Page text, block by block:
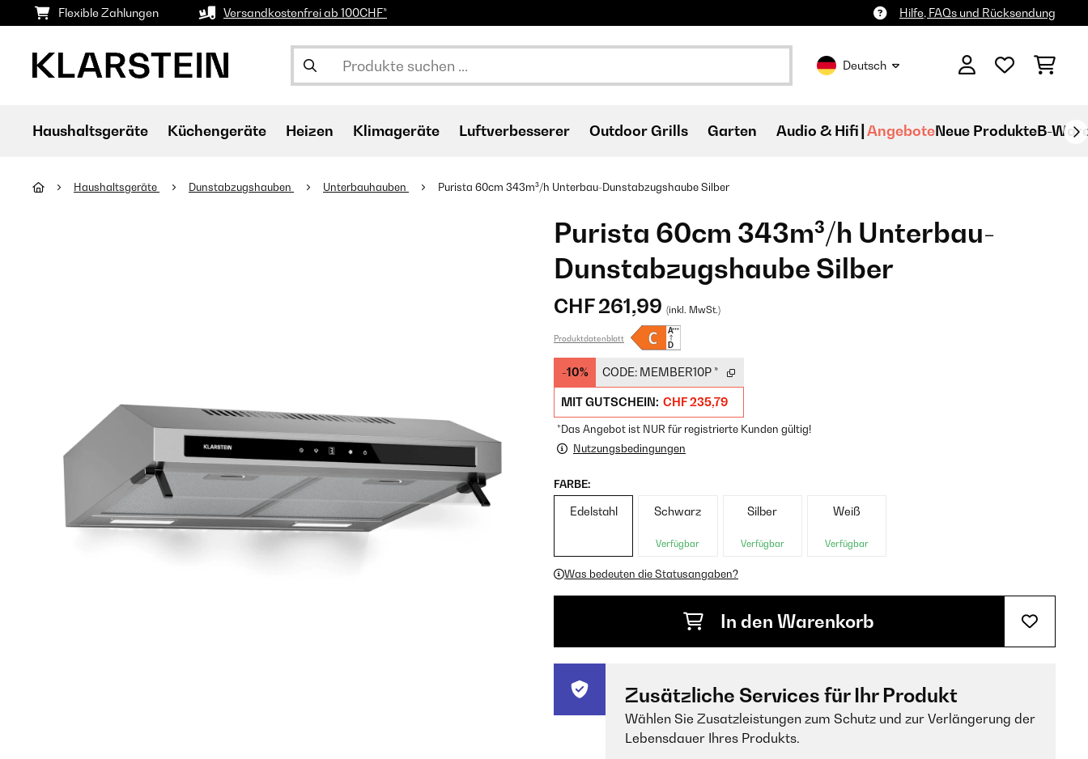
Flexible Zahlungen Versandkostenfrei ab 100CHF* Hilfe, FAQs und Rücksendung
Deutsch
Haushaltsgeräte Küchengeräte Heizen Klimageräte Luftverbesserer Outdoor Grills Garten Audio & Hifi AngeboteNeue ProdukteB-
Haushaltsgeräte Dunstabzugshauben Unterbauhauben Purista 60cm 343m³/h Unterbau-Dunstabzugshaube Silber
Purista 60cm 343m³/h Unterbau-
Dunstabzugshaube Silber
CHF 261,99 (inkl. MwSt.)
Produktdatenblatt
-10% CODE: MEMBER10P *
MIT GUTSCHEIN: CHF 235,79
*Das Angebot ist NUR für registrierte Kunden gültig!
Nutzungsbedingungen
FARBE:
Edelstahl Schwarz
Verfügbar
Silber
Verfügbar
Weiß
Verfügbar
Was bedeuten die Statusangaben?
In den Warenkorb
Zusätzliche Services für Ihr Produkt
Wählen Sie Zusatzleistungen zum Schutz und zur Verlängerung der
Lebensdauer Ihres Produkts.